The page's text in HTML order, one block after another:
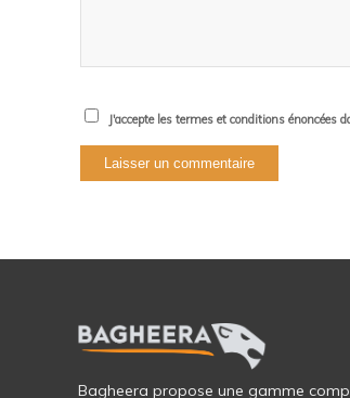
J'accepte les termes et conditions
Bagheera propose une gamme